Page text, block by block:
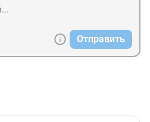
Отправить